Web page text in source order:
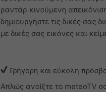
ραντάρ κινούμενη
δημιουργήστε τις δικές σας
με δικές σας εικόνες και
Γρήγορη και εύκολη
Απλώς ανοίξτε το meteoTV